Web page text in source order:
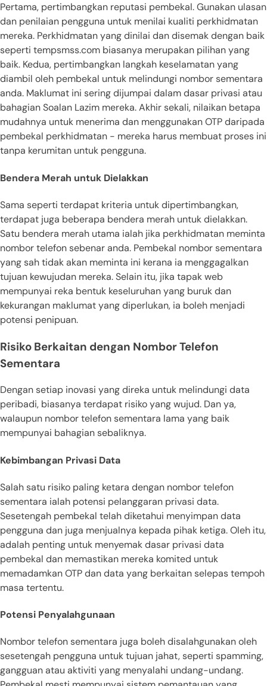
Pertama, pertimbangkan reputasi pembekal. Gunakan ulasan
dan penilaian pengguna untuk menilai kualiti perkhidmatan
mereka. Perkhidmatan yang dinilai dan disemak dengan baik
seperti tempsmss.com biasanya merupakan pilihan yang
baik. Kedua, pertimbangkan langkah keselamatan yang
diambil oleh pembekal untuk melindungi nombor sementara
anda. Maklumat ini sering dijumpai dalam dasar privasi atau
bahagian Soalan Lazim mereka. Akhir sekali, nilaikan betapa
mudahnya untuk menerima dan menggunakan OTP daripada
pembekal perkhidmatan - mereka harus membuat proses ini
tanpa kerumitan untuk pengguna.
Bendera Merah untuk Dielakkan
Sama seperti terdapat kriteria untuk dipertimbangkan,
terdapat juga beberapa bendera merah untuk dielakkan.
Satu bendera merah utama ialah jika perkhidmatan meminta
nombor telefon sebenar anda. Pembekal nombor sementara
yang sah tidak akan meminta ini kerana ia menggagalkan
tujuan kewujudan mereka. Selain itu, jika tapak web
mempunyai reka bentuk keseluruhan yang buruk dan
kekurangan maklumat yang diperlukan, ia boleh menjadi
potensi penipuan.
Risiko Berkaitan dengan Nombor Telefon
Sementara
Dengan setiap inovasi yang direka untuk melindungi data
peribadi, biasanya terdapat risiko yang wujud. Dan ya,
walaupun nombor telefon sementara lama yang baik
mempunyai bahagian sebaliknya.
Kebimbangan Privasi Data
Salah satu risiko paling ketara dengan nombor telefon
sementara ialah potensi pelanggaran privasi data.
Sesetengah pembekal telah diketahui menyimpan data
pengguna dan juga menjualnya kepada pihak ketiga. Oleh itu,
adalah penting untuk menyemak dasar privasi data
pembekal dan memastikan mereka komited untuk
memadamkan OTP dan data yang berkaitan selepas tempoh
masa tertentu.
Potensi Penyalahgunaan
Nombor telefon sementara juga boleh disalahgunakan oleh
sesetengah pengguna untuk tujuan jahat, seperti spamming,
gangguan atau aktiviti yang menyalahi undang-undang.